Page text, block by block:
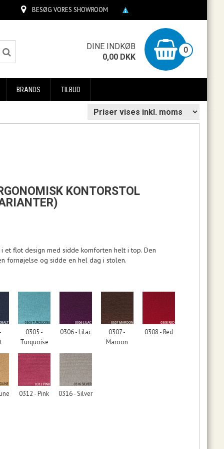
BESØG VORES SHOWROOM
DINE INDKØB 0
0,00 DKK
BRANDS TILBUD
KONTORSTOL
flot design med sidde komforten helt i top. Den
fornøjelse og sidde en hel dag i stolen.
0305 -
Turquoise
0306 - Lilac
0307 -
Maroon
0308 - Red
0312 - Pink 0316 - Silver